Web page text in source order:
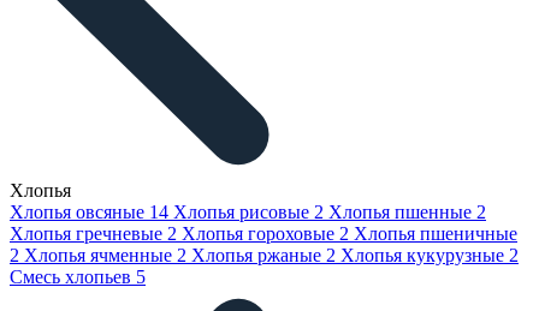
Хлопья
Хлопья овсяные 14 Хлопья рисовые 2 Хлопья пшенные 2
Хлопья гречневые 2 Хлопья гороховые 2 Хлопья пшеничные
2 Хлопья ячменные 2 Хлопья ржаные 2 Хлопья кукурузные 2
Смесь хлопьев 5